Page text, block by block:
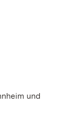
und